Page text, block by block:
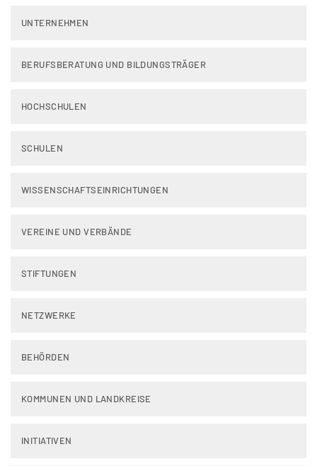
UNTERNEHMEN
BERUFSBERATUNG UND BILDUNGSTRÄGER
HOCHSCHULEN
SCHULEN
WISSENSCHAFTSEINRICHTUNGEN
VEREINE UND VERBÄNDE
STIFTUNGEN
NETZWERKE
BEHÖRDEN
KOMMUNEN UND LANDKREISE
INITIATIVEN